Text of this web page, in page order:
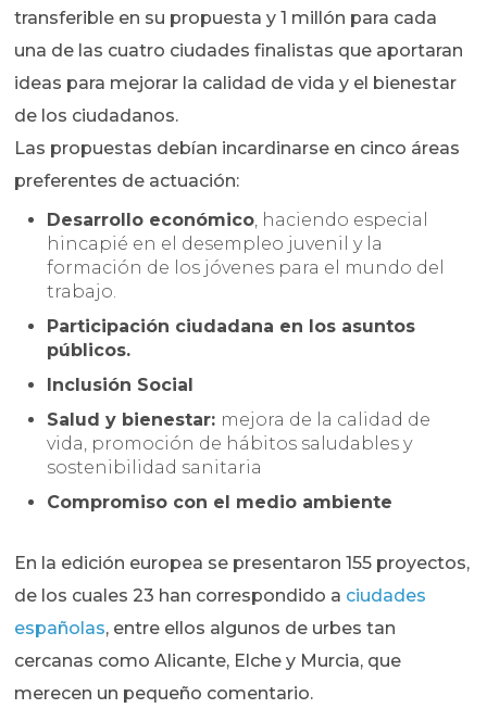
transferible en su propuesta y 1 millón para cada
una de las cuatro ciudades finalistas que aportaran
ideas para mejorar la calidad de vida y el bienestar
de los ciudadanos.
Las propuestas debían incardinarse en cinco áreas
preferentes de actuación:
Desarrollo económico, haciendo especial
hincapié en el desempleo juvenil y la
formación de los jóvenes para el mundo del
trabajo.
Participación ciudadana en los asuntos
públicos.
Inclusión Social
Salud y bienestar: mejora de la calidad de
vida, promoción de hábitos saludables y
sostenibilidad sanitaria
Compromiso con el medio ambiente
En la edición europea se presentaron 155 proyectos,
de los cuales 23 han correspondido a ciudades
españolas, entre ellos algunos de urbes tan
cercanas como Alicante, Elche y Murcia, que
merecen un pequeño comentario.